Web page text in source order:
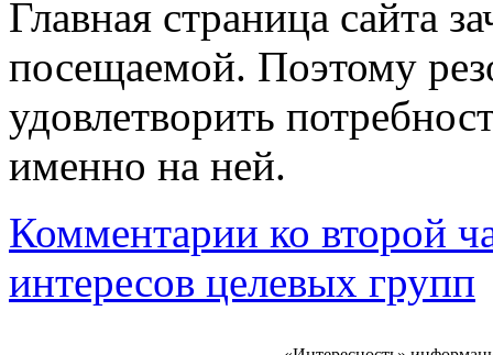
Главная страница сайта
посещаемой. Поэтому
удовлетворить
именно на ней.
Комментарии ко второй
интересов целевых групп